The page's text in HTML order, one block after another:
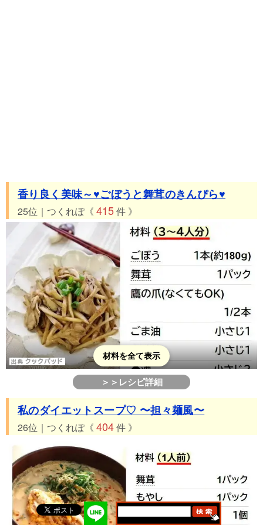
香り良く美味～♥ごぼうと舞茸のきんぴら♥
25位｜つくれぽ《 415件 》
材料を全て表示
＞＞レシピ詳細
私のダイエットスープ♡ 〜担々麺風〜
26位｜つくれぽ《 404件 》